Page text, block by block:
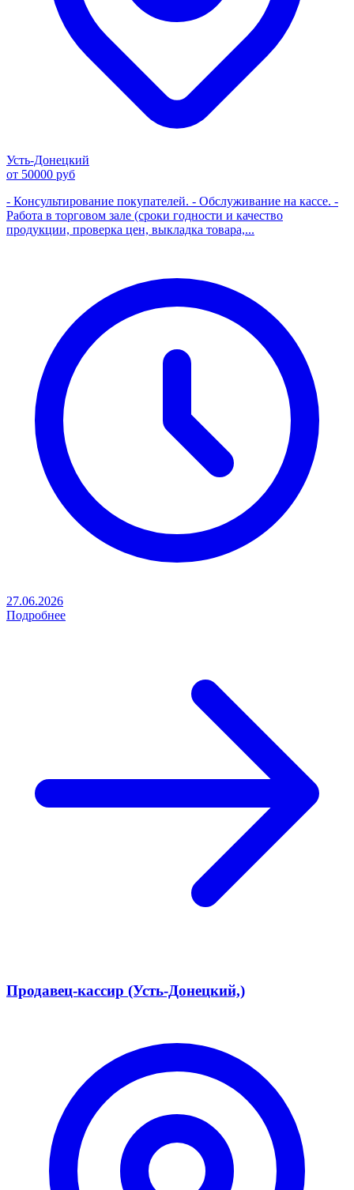
Усть-Донецкий
от 50000 руб
- Консультирование покупателей. - Обслуживание на кассе. -
Работа в торговом зале (сроки годности и качество
продукции, проверка цен, выкладка товара,...
27.06.2026
Подробнее
Продавец-кассир (Усть-Донецкий,)